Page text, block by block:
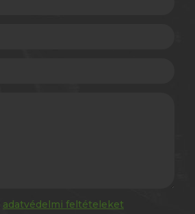
adatvédelmi feltételeket